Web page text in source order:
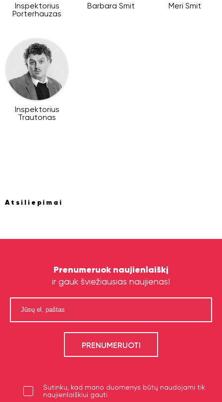
Inspektorius
Porterhauzas
Barbara Smit Meri Smit
Inspektorius
Trautonas
Atsiliepimai
Prenumeruok naujienlaiškį
ir gauk šviežiausias naujienas!
Sutinku, kad mano duomenys būtų naudojami tik
naujienlaiškiui gauti